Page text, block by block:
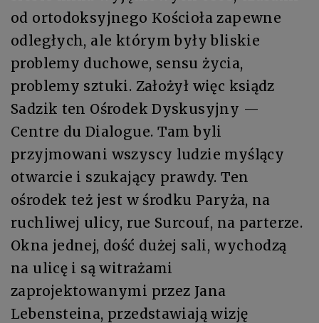
od ortodoksyjnego Kościoła zapewne
odległych, ale którym były bliskie
problemy duchowe, sensu życia,
problemy sztuki. Założył więc ksiądz
Sadzik ten Ośrodek Dyskusyjny —
Centre du Dialogue. Tam byli
przyjmowani wszyscy ludzie myślący
otwarcie i szukający prawdy. Ten
ośrodek też jest w środku Paryża, na
ruchliwej ulicy, rue Surcouf, na parterze.
Okna jednej, dość dużej sali, wychodzą
na ulicę i są witrażami
zaprojektowanymi przez Jana
Lebensteina, przedstawiają wizję